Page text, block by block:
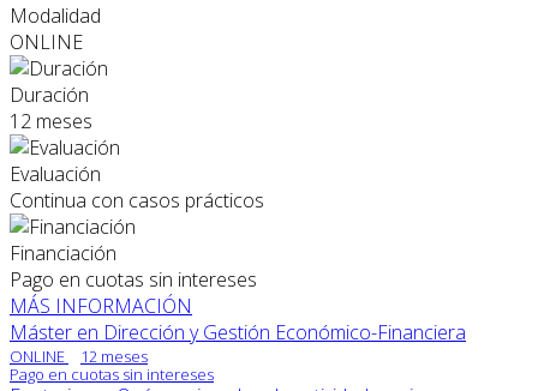
Modalidad
ONLINE
Duración
12 meses
Evaluación
Continua con casos prácticos
Financiación
Pago en cuotas sin intereses
MÁS INFORMACIÓN
Máster en Dirección y Gestión Económico-Financiera
ONLINE
12 meses
Pago en cuotas sin intereses